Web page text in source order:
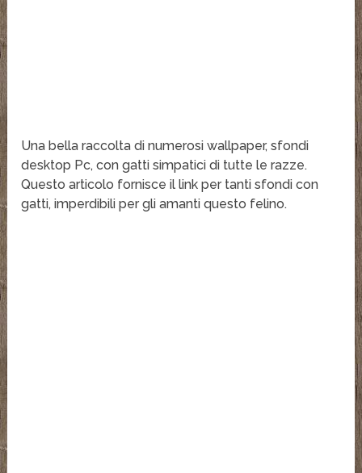
Una bella raccolta di numerosi wallpaper, sfondi
desktop Pc, con gatti simpatici di tutte le razze.
Questo articolo fornisce il link per tanti sfondi con
gatti, imperdibili per gli amanti questo felino.